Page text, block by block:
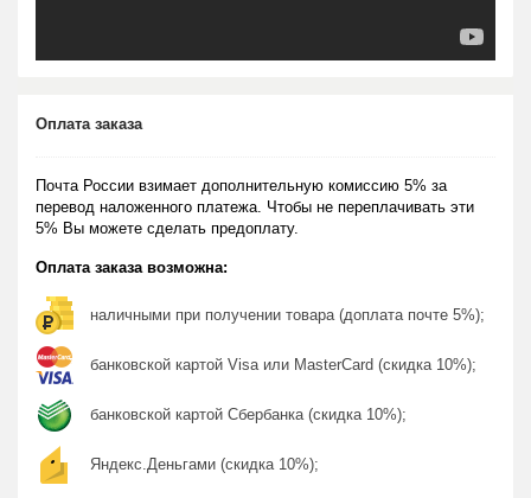
Оплата заказа
Почта России взимает дополнительную комиссию 5% за
перевод наложенного платежа. Чтобы не переплачивать эти
5% Вы можете сделать предоплату.
Оплата заказа возможна:
наличными при получении товара (доплата почте 5%);
банковской картой Visa или MasterCard (скидка 10%);
банковской картой Сбербанка (скидка 10%);
Яндекс.Деньгами (скидка 10%);